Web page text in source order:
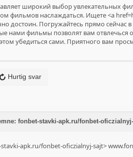
широкий выбор увлекательных
фильмов наслаждаться. Ищете <a
достоин. Погружайтесь прямо
нами фильмы позволят вам отвлечься
убедиться сами. Приятного вам
Hurtig svar
fonbet-stavki-apk.ru/fonbet-
apk.ru/fonbet-oficzialnyj-sajt>